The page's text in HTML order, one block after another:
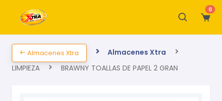
0
Almacenes Xtra
Almacenes Xtra
LIMPIEZA
BRAWNY TOALLAS DE PAPEL 2 GRAN